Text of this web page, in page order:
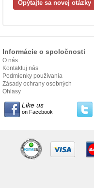
Informácie o spoločnosti
O nás
Kontaktuj nás
Podmienky používania
Zásady ochrany osobných
údajov
Ohlasy
Like us
on Facebook